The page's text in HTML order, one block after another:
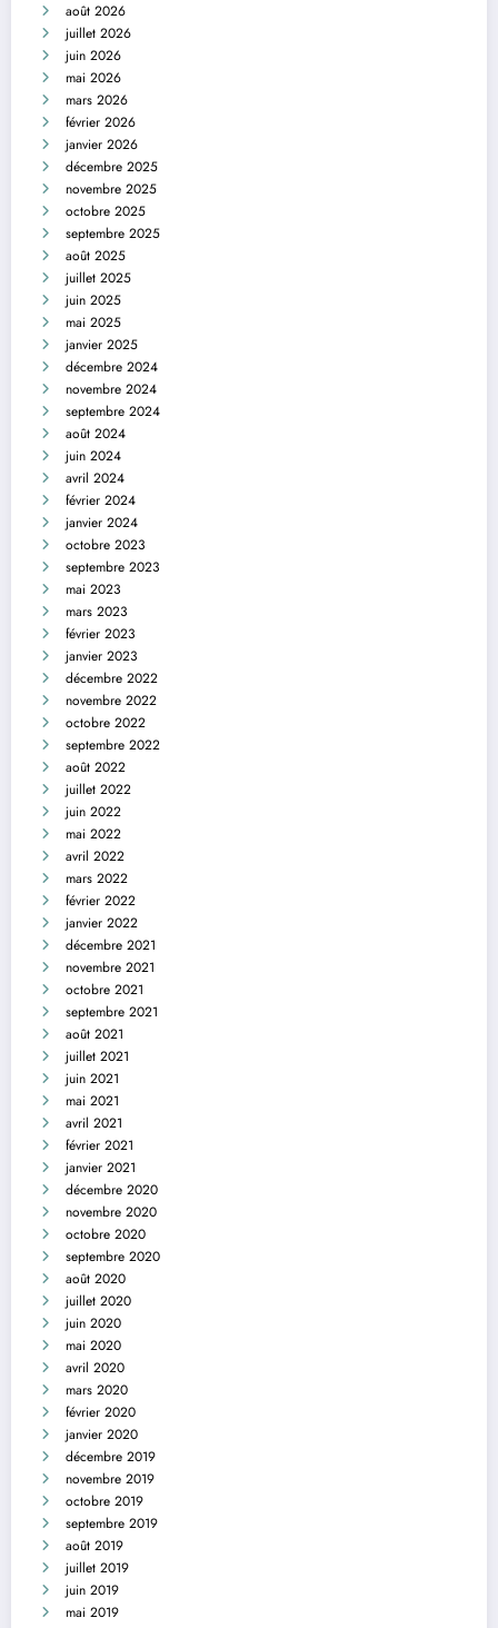
août 2026
juillet 2026
juin 2026
mai 2026
mars 2026
février 2026
janvier 2026
décembre 2025
novembre 2025
octobre 2025
septembre 2025
août 2025
juillet 2025
juin 2025
mai 2025
janvier 2025
décembre 2024
novembre 2024
septembre 2024
août 2024
juin 2024
avril 2024
février 2024
janvier 2024
octobre 2023
septembre 2023
mai 2023
mars 2023
février 2023
janvier 2023
décembre 2022
novembre 2022
octobre 2022
septembre 2022
août 2022
juillet 2022
juin 2022
mai 2022
avril 2022
mars 2022
février 2022
janvier 2022
décembre 2021
novembre 2021
octobre 2021
septembre 2021
août 2021
juillet 2021
juin 2021
mai 2021
avril 2021
février 2021
janvier 2021
décembre 2020
novembre 2020
octobre 2020
septembre 2020
août 2020
juillet 2020
juin 2020
mai 2020
avril 2020
mars 2020
février 2020
janvier 2020
décembre 2019
novembre 2019
octobre 2019
septembre 2019
août 2019
juillet 2019
juin 2019
mai 2019